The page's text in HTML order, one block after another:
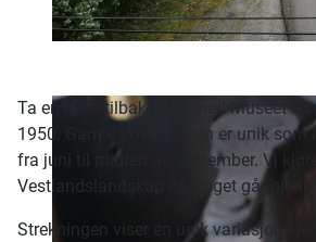
Ta en reise tilbake i tid med Museet
1950. Gamle Vossebanen er unik
fra juni til midten av september. Vi
Vestlandslandskap når toget går
Strekningen viser en unik variasjon i